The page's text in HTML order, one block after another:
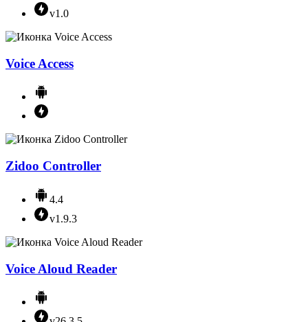
v1.0
Voice Access
Zidoo Controller
4.4
v1.9.3
Voice Aloud Reader